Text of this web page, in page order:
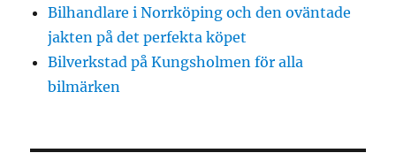
Bilhandlare i Norrköping och den oväntade
jakten på det perfekta köpet
Bilverkstad på Kungsholmen för alla
bilmärken